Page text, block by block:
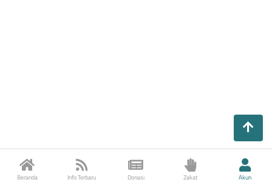
Beranda Info Terbaru Donasi Zakat Akun